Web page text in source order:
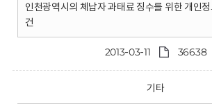
인천광역시의 체납자 과태료 징수를 위한 개인
건
2013-03-11 36638
기타